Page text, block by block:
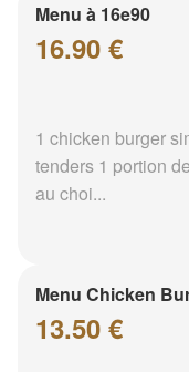
Menu à 16e90
16.90 €
1 chicken burger
tenders 1 portion
au choi...
Menu Chicken
13.50 €